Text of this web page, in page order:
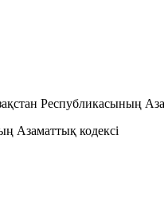
Республикасының
Азаматтық кодексi